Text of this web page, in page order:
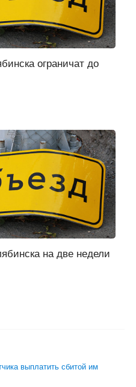
ограничат до
на две недели
выплатить сбитой им